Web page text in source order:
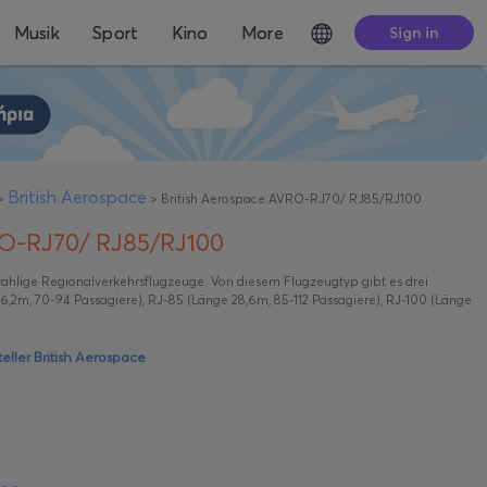
Musik Sport Kino More Sign in
British Aerospace > British Aerospace AVRO-RJ70/ RJ85/RJ100
RJ70/ RJ85/RJ100
Regionalverkehrsflugzeuge. Von diesem Flugzeugtyp gibt es drei
70-94 Passagiere), RJ-85 (Länge 28,6m, 85-112 Passagiere), RJ-100 (Länge
British Aerospace